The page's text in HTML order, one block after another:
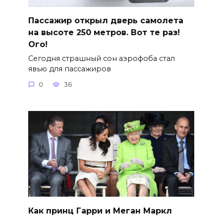
Пассажир открыл дверь самолета
на высоте 250 метров. Вот те раз!
Ого!
Сегодня страшный сон аэрофоба стал
явью для пассажиров
0 36
Как принц Гарри и Меган Маркл